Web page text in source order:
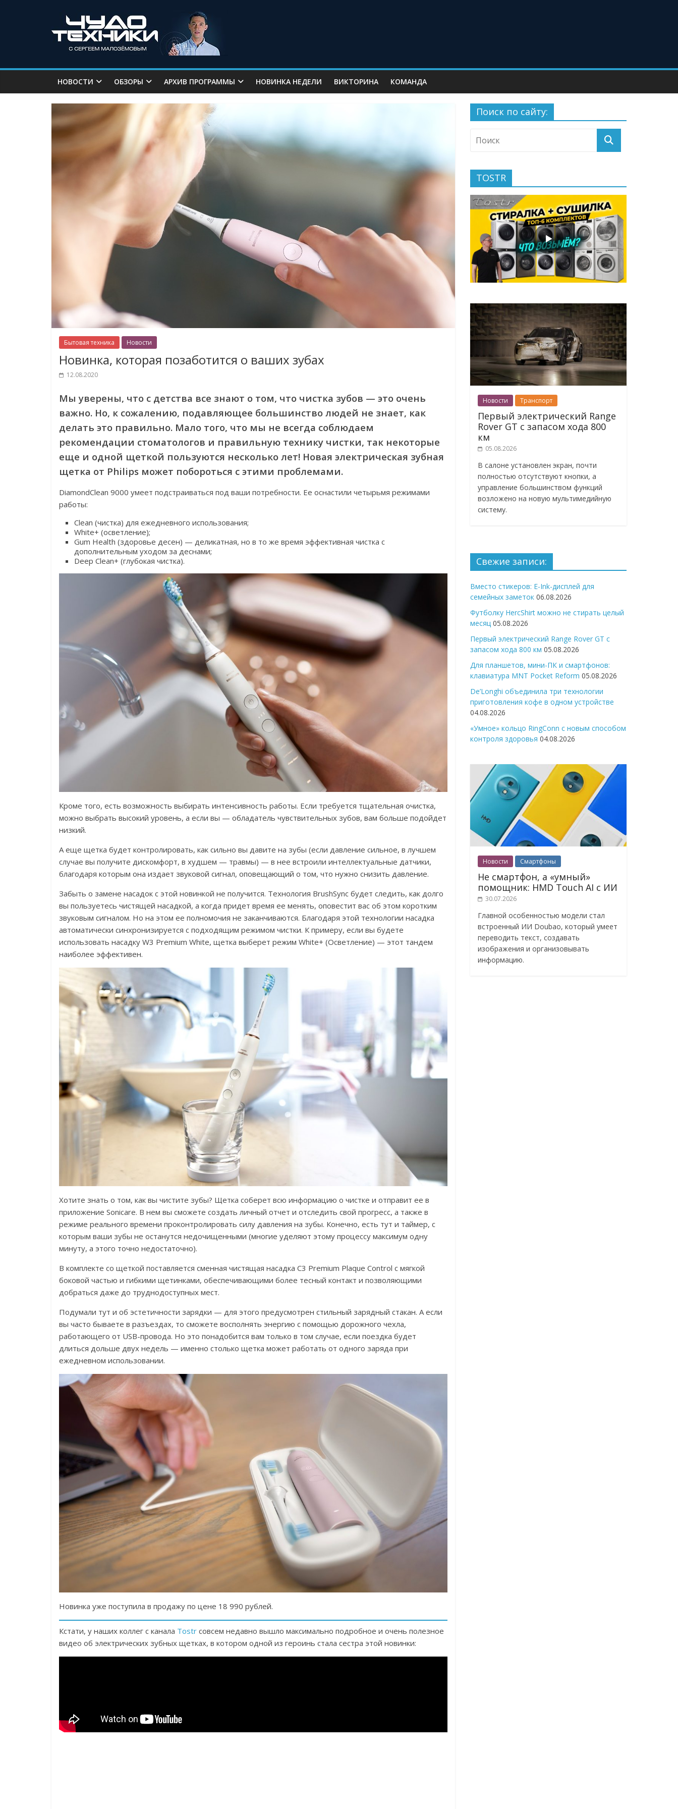
НОВОСТИ ОБЗОРЫ АРХИВ ПРОГРАММЫ НОВИНКА НЕДЕЛИ ВИКТОРИНА КОМАНДА
Бытовая техника Новости
Новинка, которая позаботится о ваших зубах
12.08.2020
Мы уверены, что с детства все знают о том, что чистка зубов — это очень
важно. Но, к сожалению, подавляющее большинство людей не знает, как
делать это правильно. Мало того, что мы не всегда соблюдаем
рекомендации стоматологов и правильную технику чистки, так некоторые
еще и одной щеткой пользуются несколько лет! Новая электрическая зубная
щетка от Philips может побороться с этими проблемами.
DiamondClean 9000 умеет подстраиваться под ваши потребности. Ее оснастили четырьмя режимами
работы:
Clean (чистка) для ежедневного использования;
White+ (осветление);
Gum Health (здоровье десен) — деликатная, но в то же время эффективная чистка с
дополнительным уходом за деснами;
Deep Clean+ (глубокая чистка).
Кроме того, есть возможность выбирать интенсивность работы. Если требуется тщательная очистка,
можно выбрать высокий уровень, а если вы — обладатель чувствительных зубов, вам больше подойдет
низкий.
А еще щетка будет контролировать, как сильно вы давите на зубы (если давление сильное, в лучшем
случае вы получите дискомфорт, в худшем — травмы) — в нее встроили интеллектуальные датчики,
благодаря которым она издает звуковой сигнал, оповещающий о том, что нужно снизить давление.
Забыть о замене насадок с этой новинкой не получится. Технология BrushSync будет следить, как долго
вы пользуетесь чистящей насадкой, а когда придет время ее менять, оповестит вас об этом коротким
звуковым сигналом. Но на этом ее полномочия не заканчиваются. Благодаря этой технологии насадка
автоматически синхронизируется с подходящим режимом чистки. К примеру, если вы будете
использовать насадку W3 Premium White, щетка выберет режим White+ (Осветление) — этот тандем
наиболее эффективен.
Хотите знать о том, как вы чистите зубы? Щетка соберет всю информацию о чистке и отправит ее в
приложение Sonicare. В нем вы сможете создать личный отчет и отследить свой прогресс, а также в
режиме реального времени проконтролировать силу давления на зубы. Конечно, есть тут и таймер, с
которым ваши зубы не останутся недочищенными (многие уделяют этому процессу максимум одну
минуту, а этого точно недостаточно).
В комплекте со щеткой поставляется сменная чистящая насадка C3 Premium Plaque Control с мягкой
боковой частью и гибкими щетинками, обеспечивающими более тесный контакт и позволяющими
добраться даже до труднодоступных мест.
Подумали тут и об эстетичности зарядки — для этого предусмотрен стильный зарядный стакан. А если
вы часто бываете в разъездах, то сможете восполнять энергию с помощью дорожного чехла,
работающего от USB-провода. Но это понадобится вам только в том случае, если поездка будет
длиться дольше двух недель — именно столько щетка может работать от одного заряда при
ежедневном использовании.
Новинка уже поступила в продажу по цене 18 990 рублей.
Кстати, у наших коллег с канала Tostr совсем недавно вышло максимально подробное и очень полезное
видео об электрических зубных щетках, в котором одной из героинь стала сестра этой новинки:
Поиск по сайту:
TOSTR
Новости Транспорт
Первый электрический Range
Rover GT с запасом хода 800
км
05.08.2026
В салоне установлен экран, почти
полностью отсутствуют кнопки, а
управление большинством функций
возложено на новую мультимедийную
систему.
Свежие записи:
Вместо стикеров: E-Ink-дисплей для
семейных заметок 06.08.2026
Футболку HercShirt можно не стирать целый
месяц 05.08.2026
Первый электрический Range Rover GT с
запасом хода 800 км 05.08.2026
Для планшетов, мини-ПК и смартфонов:
клавиатура MNT Pocket Reform 05.08.2026
De’Longhi объединила три технологии
приготовления кофе в одном устройстве
04.08.2026
«Умное» кольцо RingConn с новым способом
контроля здоровья 04.08.2026
Новости Смартфоны
Не смартфон, а «умный»
помощник: HMD Touch AI с ИИ
30.07.2026
Главной особенностью модели стал
встроенный ИИ Doubao, который умеет
переводить текст, создавать
изображения и организовывать
информацию.